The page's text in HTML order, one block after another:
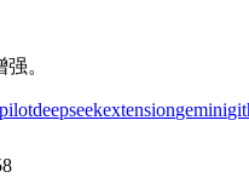
。
deepseekextensiongemini